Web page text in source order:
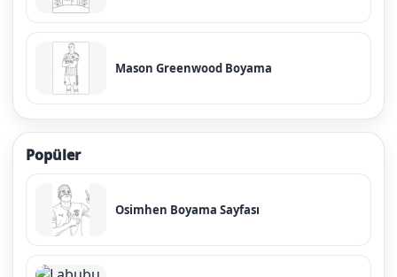
Mason Greenwood Boyama
Popüler
Osimhen Boyama Sayfası